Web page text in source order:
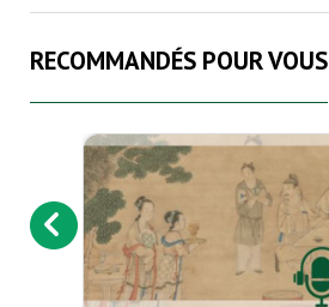
RECOMMANDÉS POUR VOUS